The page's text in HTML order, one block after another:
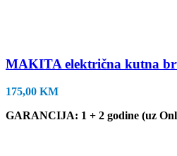
MAKITA električna kutna
175,00 KM
GARANCIJA: 1 + 2 godine (uz